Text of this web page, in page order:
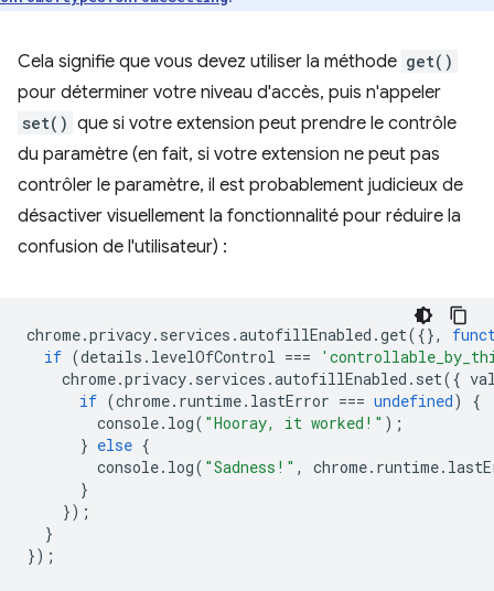
Cela signifie que vous devez utiliser la méthode get()
pour déterminer votre niveau d'accès, puis n'appeler
set() que si votre extension peut prendre le contrôle
du paramètre (en fait, si votre extension ne peut pas
contrôler le paramètre, il est probablement judicieux de
désactiver visuellement la fonctionnalité pour réduire la
confusion de l'utilisateur) :
chrome.privacy. services .autofillEnabled .get({},
if (details . levelOfControl ===
chrome.privacy. services .autofillEnabled . set({
if (chrome. runtime. lastError === undefined)
{
console. log( "Hooray, it worked!" );
} else {
console. log( "Sadness!" , chrome. runtime.
}
});
}
});